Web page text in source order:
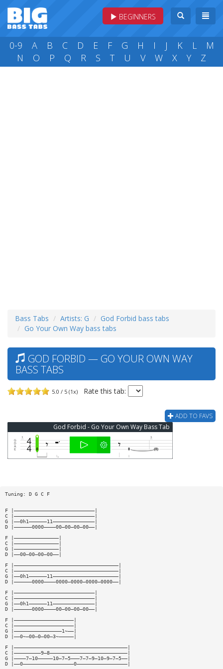
BEGINNERS
0-9 A B C D E F G H I J K L
M
N
O P Q R S T U V W X Y Z
Bass Tabs Artists: G
God Forbid bass tabs
Go Your Own Way bass tabs
GOD FORBID — GO YOUR OWN WAY
BASS TABS
5.0 / 5 (1x) Rate this tab:
ADD TO FAVS
God Forbid - Go Your Own Way Bass Tab
Tuning: D G C F
F |———————————————————————————|
C |———————————————————————————|
G |——0h1——————11——————————————|
D |——————0000————00—00—00—00——|
F |———————————————|
C |———————————————|
G |———————————————|
D |——00—00—00—00——|
F |———————————————————————————————————|
C |———————————————————————————————————|
G |——0h1——————11——————————————————————|
D |——————0000————0000—0000—0000—0000——|
F |———————————————————————————|
C |———————————————————————————|
G |——0h1——————11——————————————|
D |——————0000————00—00—00—00——|
F |————————————————————|
C |————————————————————|
G |————————————————1~——|
D |——0~—00—0—00—3~—————|
F |——————————————————————————————————————|
C |—————————9—8——————————————————————————|
G |————7—10—————10—7—5———7—7—9—10—9—7—5——|
D |——0—————————————————0—————————————————|